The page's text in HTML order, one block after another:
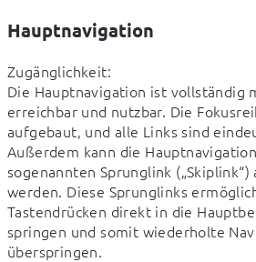
Hauptnavigation
Zugänglichkeit:
Die Hauptnavigation ist vollständig
erreichbar und nutzbar. Die
aufgebaut, und alle Links sind
Außerdem kann die
sogenannten Sprunglink („Skiplink“)
werden. Diese Sprunglinks
Tastendrücken direkt in die
springen und somit wiederholte
überspringen.